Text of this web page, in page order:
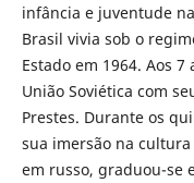
infância e juventude
Brasil vivia sob o
Estado em 1964. Aos
União Soviética com
Prestes. Durante os
sua imersão na
em russo, graduou-se